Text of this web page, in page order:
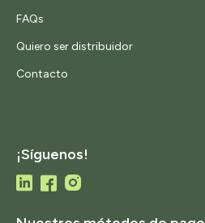
FAQs
Quiero ser distribuidor
Contacto
¡Síguenos!